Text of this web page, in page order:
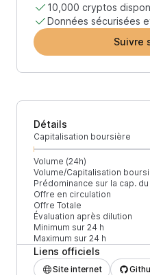
10,000 cryptos
Données sécurisées
Suivre
Détails
Capitalisation boursière
Volume (24h)
Volume/Capitalisation
Prédominance sur la cap.
Offre en circulation
Offre Totale
Évaluation après dilution
Minimum sur 24 h
Maximum sur 24 h
Liens officiels
Site internet